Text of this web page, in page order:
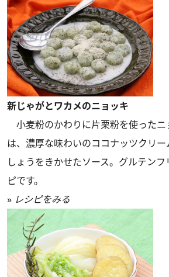
新じゃがとワカメのニョッキ
小麦粉のかわりに片栗粉を使ったニ
は、濃厚な味わいのココナッツクリ
しょうをきかせたソース。グルテン
ピです。
» レシピをみる